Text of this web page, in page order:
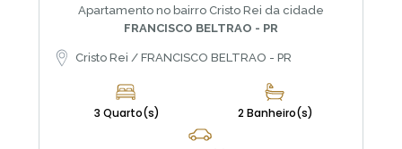
Apartamento no bairro Cristo Rei da cidade
FRANCISCO BELTRAO - PR
Cristo Rei / FRANCISCO BELTRAO - PR
3 Quarto(s) 2 Banheiro(s)